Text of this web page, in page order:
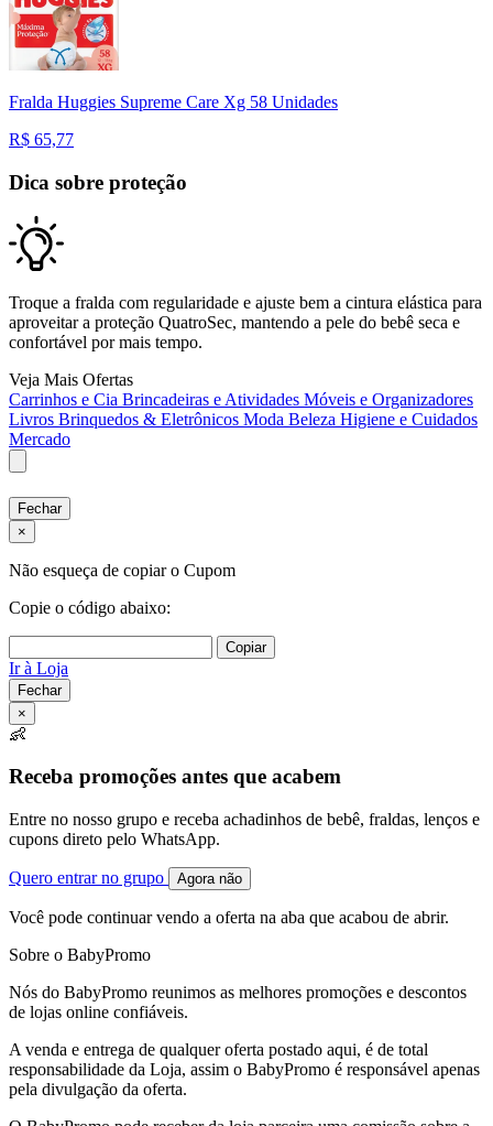
Fralda Huggies Supreme Care Xg 58 Unidades
R$ 65,77
Dica sobre proteção
Troque a fralda com regularidade e ajuste bem a cintura elástica para
aproveitar a proteção QuatroSec, mantendo a pele do bebê seca e
confortável por mais tempo.
Veja Mais Ofertas
Carrinhos e Cia Brincadeiras e Atividades Móveis e Organizadores
Livros Brinquedos & Eletrônicos Moda Beleza Higiene e Cuidados
Mercado
Fechar
×
Não esqueça de copiar o Cupom
Copie o código abaixo:
Copiar
Ir à Loja
Fechar
×
👶
Receba promoções antes que acabem
Entre no nosso grupo e receba achadinhos de bebê, fraldas, lenços e
cupons direto pelo WhatsApp.
Quero entrar no grupo Agora não
Você pode continuar vendo a oferta na aba que acabou de abrir.
Sobre o BabyPromo
Nós do BabyPromo reunimos as melhores promoções e descontos
de lojas online confiáveis.
A venda e entrega de qualquer oferta postado aqui, é de total
responsabilidade da Loja, assim o BabyPromo é responsável apenas
pela divulgação da oferta.